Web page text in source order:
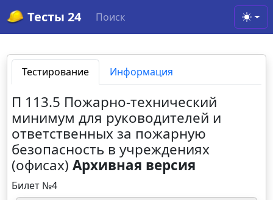
Тесты 24 Поиск
Тестирование Информация
П 113.5 Пожарно-технический
минимум для руководителей и
ответственных за пожарную
безопасность в учреждениях
(офисах)Архивная версия
Билет №4